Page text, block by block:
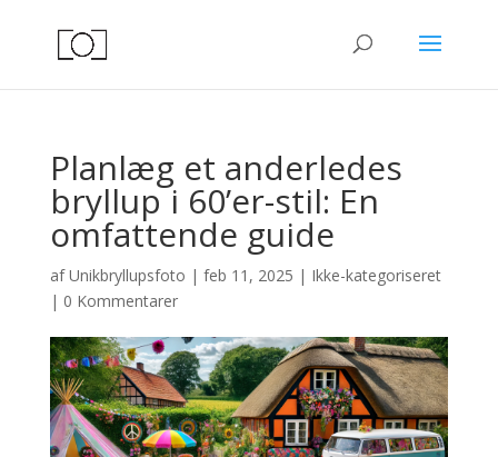
Planlæg et anderledes
bryllup i 60’er-stil: En
omfattende guide
afUnikbryllupsfoto | feb 11, 2025 | Ikke-kategoriseret
| 0 Kommentarer